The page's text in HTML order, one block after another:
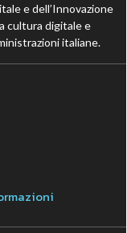
e dell’Innovazione
cultura digitale e
italiane.